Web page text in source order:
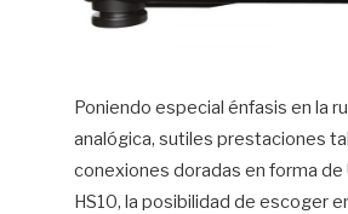
Poniendo especial énfasis en la
analógica, sutiles prestaciones
conexiones doradas en forma de
HS10, la posibilidad de escoger